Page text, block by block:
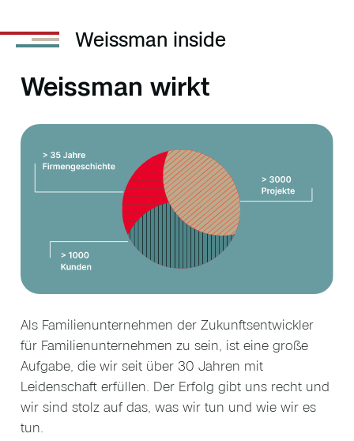
Weissman inside
Weissman wirkt
Als Familienunternehmen der Zukunftsentwickler
für Familienunternehmen zu sein, ist eine große
Aufgabe, die wir seit über 30 Jahren mit
Leidenschaft erfüllen. Der Erfolg gibt uns recht und
wir sind stolz auf das, was wir tun und wie wir es
tun.